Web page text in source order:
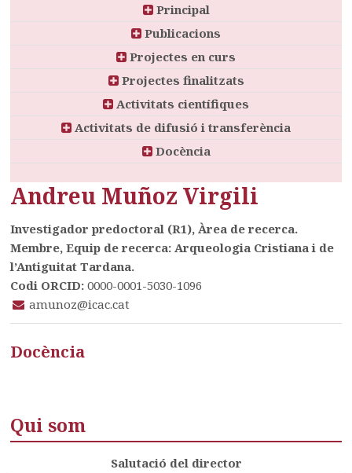
Principal
Publicacions
Projectes en curs
Projectes finalitzats
Activitats científiques
Activitats de difusió i transferència
Docència
Andreu Muñoz Virgili
Investigador predoctoral (R1), Àrea de recerca.
Membre, Equip de recerca: Arqueologia Cristiana i de
l’Antiguitat Tardana.
Codi ORCID: 0000-0001-5030-1096
amunoz@icac.cat
Docència
Qui som
Salutació del director